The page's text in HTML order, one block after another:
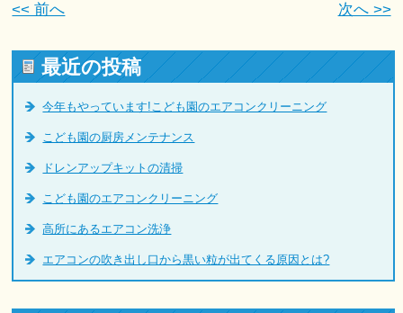
<< 前へ 次へ >>
最近の投稿
今年もやっています!こども園のエアコンクリーニング
こども園の厨房メンテナンス
ドレンアップキットの清掃
こども園のエアコンクリーニング
高所にあるエアコン洗浄
エアコンの吹き出し口から黒い粒が出てくる原因とは?